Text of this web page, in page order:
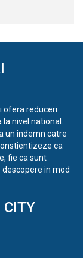
ofera reduceri
nivel national.
un indemn catre
ca
fie ca sunt
in mod
CITY